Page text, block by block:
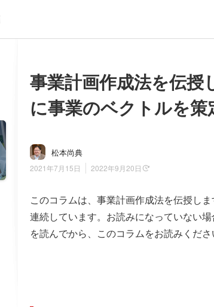
事業計画作成法を伝
に事業のベクトルを策
松本尚典
2021年7月15日 2022年9月20日
このコラムは、事業計画作成法を伝授し
連続しています。お読みになっていない
を読んでから、このコラムをお読みくださ